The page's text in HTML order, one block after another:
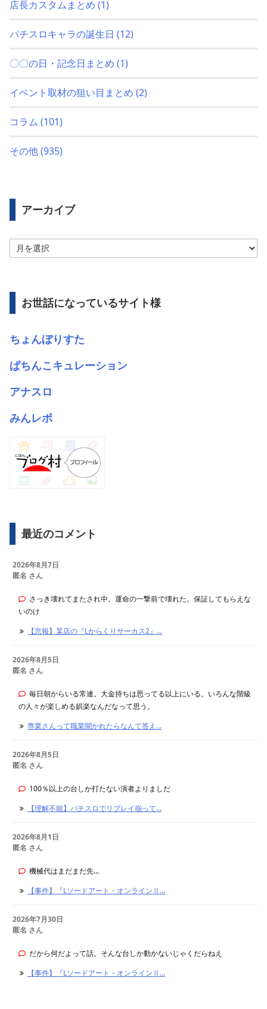
店長カスタムまとめ (1)
パチスロキャラの誕生日 (12)
〇〇の日・記念日まとめ (1)
イベント取材の狙い目まとめ (2)
コラム (101)
その他(935)
アーカイブ
ー
ブ
お世話になっているサイト様
ちょんぼりすた
ぱちんこキュレーション
アナスロ
みんレポ
最近のコメント
2026年8月7日
匿名 さん
さっき壊れてまたされ中。運命の一撃前で壊れた。保証してもらえな
いのけ
【悲報】某店の『Lからくりサーカス2』...
2026年8月5日
匿名 さん
毎日朝からいる常連。大金持ちは思ってる以上にいる。いろんな階級
の人々が楽しめる娯楽なんだなって思う。
専業さんって職業聞かれたらなんて答え...
2026年8月5日
匿名 さん
100％以上の台しか打たない演者よりましだ
【理解不能】パチスロでリプレイ揃って...
2026年8月1日
匿名 さん
機械代はまだまだ先...
【事件】『Lソードアート・オンラインⅡ...
2026年7月30日
匿名 さん
だから何だよって話。そんな台しか動かないじゃくだらねえ
【事件】『Lソードアート・オンラインⅡ...